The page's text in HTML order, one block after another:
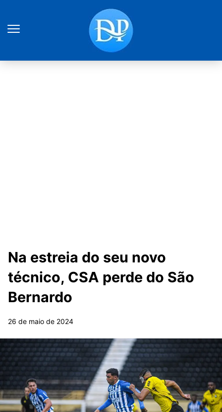
Na estreia do seu novo
técnico, CSA perde do São
Bernardo
26 de maio de 2024